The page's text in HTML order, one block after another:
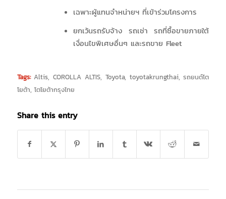
เฉพาะผู้แทนจำหน่ายฯ ที่เข้าร่วมโครงการ
ยกเว้นรถรับจ้าง รถเช่า รถที่ซื้อขายภายใต้
เงื่อนไขพิเศษอื่นๆ และรถขาย Fleet
Tags: Altis,COROLLA ALTIS, Toyota, toyotakrungthai,รถยนต์โต
โยต้า, โตโยต้ากรุงไทย
Share this entry